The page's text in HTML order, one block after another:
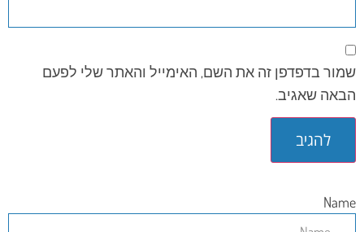
שמור בדפדפן זה את השם, האימייל והאתר שלי לפעם
הבאה שאגיב.
Name